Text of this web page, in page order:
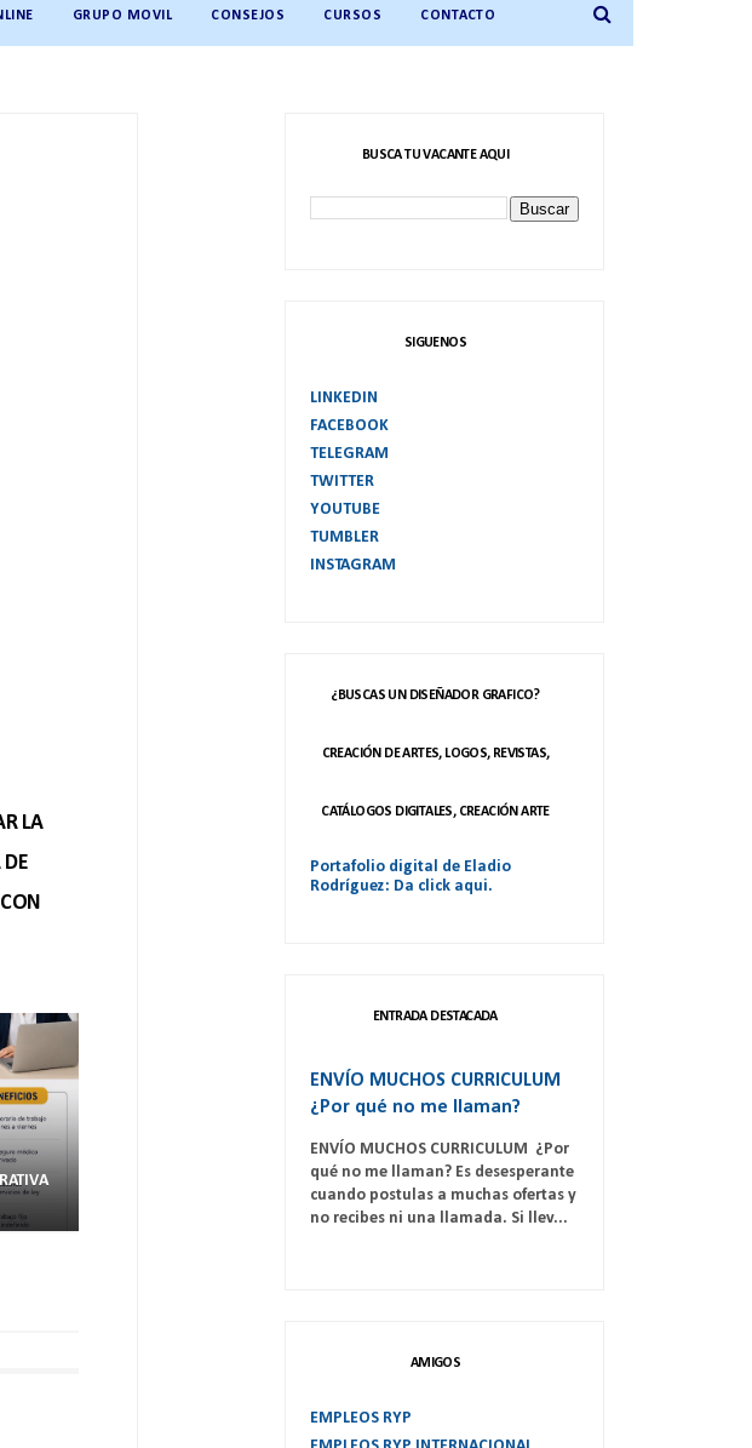
GRUPO MOVIL CONSEJOS CURSOS CONTACTO
LA
BUSCA TU VACANTE AQUI
SIGUENOS
LINKEDIN
FACEBOOK
TELEGRAM
TWITTER
YOUTUBE
TUMBLER
INSTAGRAM
¿BUSCAS UN DISEÑADOR GRAFICO?
CREACIÓN DE ARTES, LOGOS, REVISTAS,
CATÁLOGOS DIGITALES, CREACIÓN ARTE
Portafolio digital de Eladio
Rodríguez: Da click aqui.
ENTRADA DESTACADA
ENVÍO MUCHOS CURRICULUM
¿Por qué no me llaman?
ENVÍO MUCHOS CURRICULUM ¿Por
qué no me llaman? Es desesperante
cuando postulas a muchas ofertas y
no recibes ni una llamada. Si llev...
AMIGOS
EMPLEOS RYP